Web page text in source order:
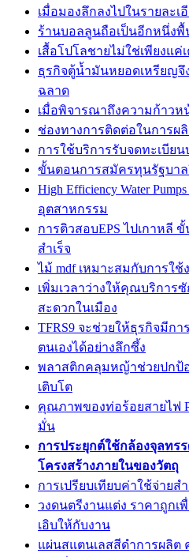
เมื่อมองลึกลงไปในรายละ
ร้านบอลลูนถือเป็นอีกหนึ่ง
เสื้อโปโลชายไม่ใช่เพียงแค่
ธุรกิจตู้น้ำมันหยอดเหรียญ
ฉลาด
เมื่อพิจารณาถึงความก้าวห
ช่องทางการติดต่อในการผ
การใช้บริการรับจดทะเบีย
ขั้นตอนการสมัครทุนรัฐบาล
High Efficiency Water
อุตสาหกรรม
การติวสอบEPS ไปเกาหลี
สำเร็จ
ไม้ mdf เหมาะสมกับการใ
เพิ่มเวลาว่างให้คุณบริการ
สะดวกในเมือง
TFRS9 จะช่วยให้ธุรกิจมีกา
ตนเองได้อย่างลึกซึ้ง
พลาสติกคลุมหญ้าช่วยปกป้อ
เติบโต
คุณภาพของท่อร้อยสายไฟ
มั่น
การประยุกต์ใช้กล้องจุลทร
โครงสร้างภายในของวัตถุ
การเปรียบเทียบค่าใช้จ่าย
วงดนตรีงานแต่ง ราคาถูก
เอิบให้กับงาน
แผ่นสแตนเลสสีดำการผลิต